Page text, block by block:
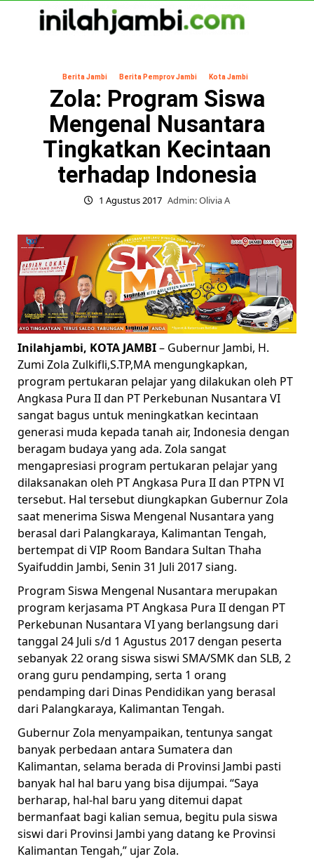
Berita Jambi Berita Pemprov Jambi Kota Jambi
Zola: Program Siswa
Mengenal Nusantara
Tingkatkan Kecintaan
terhadap Indonesia
1 Agustus 2017 Admin: Olivia A
Inilahjambi, KOTA JAMBI– Gubernur Jambi, H.
Zumi Zola Zulkifli,S.TP,MA mengungkapkan,
program pertukaran pelajar yang dilakukan oleh PT
Angkasa Pura II dan PT Perkebunan Nusantara VI
sangat bagus untuk meningkatkan kecintaan
generasi muda kepada tanah air, Indonesia dengan
beragam budaya yang ada. Zola sangat
mengapresiasi program pertukaran pelajar yang
dilaksanakan oleh PT Angkasa Pura II dan PTPN VI
tersebut. Hal tersebut diungkapkan Gubernur Zola
saat menerima Siswa Mengenal Nusantara yang
berasal dari Palangkaraya, Kalimantan Tengah,
bertempat di VIP Room Bandara Sultan Thaha
Syaifuddin Jambi, Senin 31 Juli 2017 siang.
Program Siswa Mengenal Nusantara merupakan
program kerjasama PT Angkasa Pura II dengan PT
Perkebunan Nusantara VI yang berlangsung dari
tanggal 24 Juli s/d 1 Agustus 2017 dengan peserta
sebanyak 22 orang siswa siswi SMA/SMK dan SLB, 2
orang guru pendamping, serta 1 orang
pendamping dari Dinas Pendidikan yang berasal
dari Palangkaraya, Kalimantan Tengah.
Gubernur Zola menyampaikan, tentunya sangat
banyak perbedaan antara Sumatera dan
Kalimantan, selama berada di Provinsi Jambi pasti
banyak hal hal baru yang bisa dijumpai. “Saya
berharap, hal-hal baru yang ditemui dapat
bermanfaat bagi kalian semua, begitu pula siswa
siswi dari Provinsi Jambi yang datang ke Provinsi
Kalimantan Tengah,” ujar Zola.